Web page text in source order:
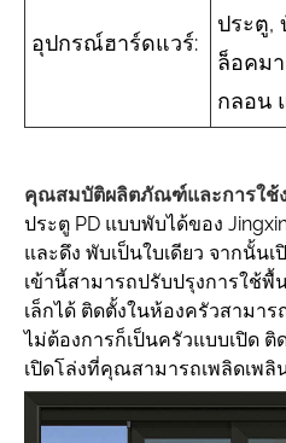
อุปกรณ์ฮาร์ดแวร์:
ประตู,
ล็อคม
กลอน
คุณสมบัติผลิตภัณฑ์และการใช้
ประตู PD แบบพับได้ของ
และดึง พับเป็นใบเดียว จากนั้น
เข้านี้สามารถปรับปรุงการใช้
เล็กได้ ติดตั้งในห้องครัวสามา
ไม่ต้องการก็เป็นครัวแบบเปิด ติ
เปิดโล่งที่คุณสามารถเพลิดเพ